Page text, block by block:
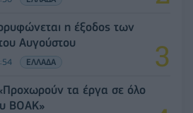
η έξοδος των
Αυγούστου
ΕΛΛΑΔΑ
τα έργα σε όλο
ΒΟΑΚ»